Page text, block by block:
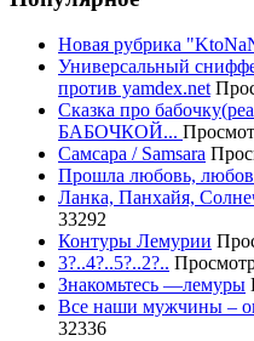
Новая рубрика
Универсальный
против yamdex.net
Сказка про
БАБОЧКОЙ...
Самсара / Samsara
Прошла любовь,
Ланка, Панхайя,
33292
Контуры Лемурии
3?..4?..5?..2?..
Знакомьтесь —лемуры
Все наши мужчины –
32336